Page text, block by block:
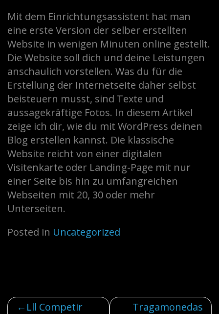
Mit dem Einrichtungsassistent hat man
eine erste Version der selber erstellten
Website in wenigen Minuten online gestellt.
Die Website soll dich und deine Leistungen
anschaulich vorstellen. Was du für die
Erstellung der Internetseite daher selbst
beisteuern musst, sind Texte und
aussagekräftige Fotos. In diesem Artikel
zeige ich dir, wie du mit WordPress deinen
Blog erstellen kannst. Die klassische
Website reicht von einer digitalen
Visitenkarte oder Landing-Page mit nur
einer Seite bis hin zu umfangreichen
Webseiten mit 20, 30 oder mehr
Unterseiten.
Posted in Uncategorized
Lll Competir
Tragamonedas